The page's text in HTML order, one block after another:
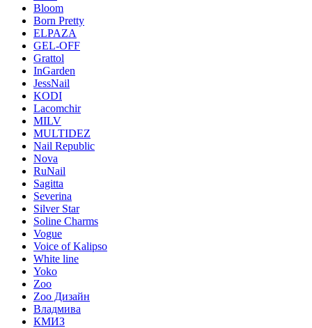
Bloom
Born Pretty
ELPAZA
GEL-OFF
Grattol
InGarden
JessNail
KODI
Lacomchir
MILV
MULTIDEZ
Nail Republic
Nova
RuNail
Sagitta
Severina
Silver Star
Soline Charms
Vogue
Voice of Kalipso
White line
Yoko
Zoo
Zoo Дизайн
Владмива
КМИЗ